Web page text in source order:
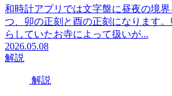
和時計アプリでは文字盤に昼夜の境
つ、卯の正刻と酉の正刻になります
らしていたお寺によって扱いが...
2026.05.08
解説
解説